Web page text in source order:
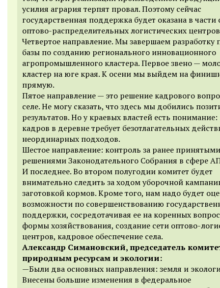
усилия агрария терпят провал. Поэтому сейчас
государственная поддержка будет оказана в части
оптово-распределительных логистических
Четвертое направление. Мы завершаем разработку
базы по созданию регионального инновационного
агропромышленного кластера. Первое звено —
кластер на юге края. К осени мы выйдем на
прямую.
Пятое направление — это решение кадрового
селе. Не могу сказать, что здесь мы добились
результатов. Но у краевых властей есть
кадров в деревне требует безотлагательных
неординарных подходов.
Шестое направление: контроль за ранее принятыми
решениями Законодательного Собрания в сфере
И последнее. Во втором полугодии комитет будет
внимательно следить за ходом уборочной
заготовкой кормов. Кроме того, нам надо будет
возможности по совершенствованию
поддержки, сосредотачивая ее на коренных
формы хозяйствования, создание сети оптово-
центров, кадровое обеспечение села.
Александр Симановский, председатель
природным ресурсам и экологии:
—Были два основных направления: земля и
Внесены большие изменения в федеральное